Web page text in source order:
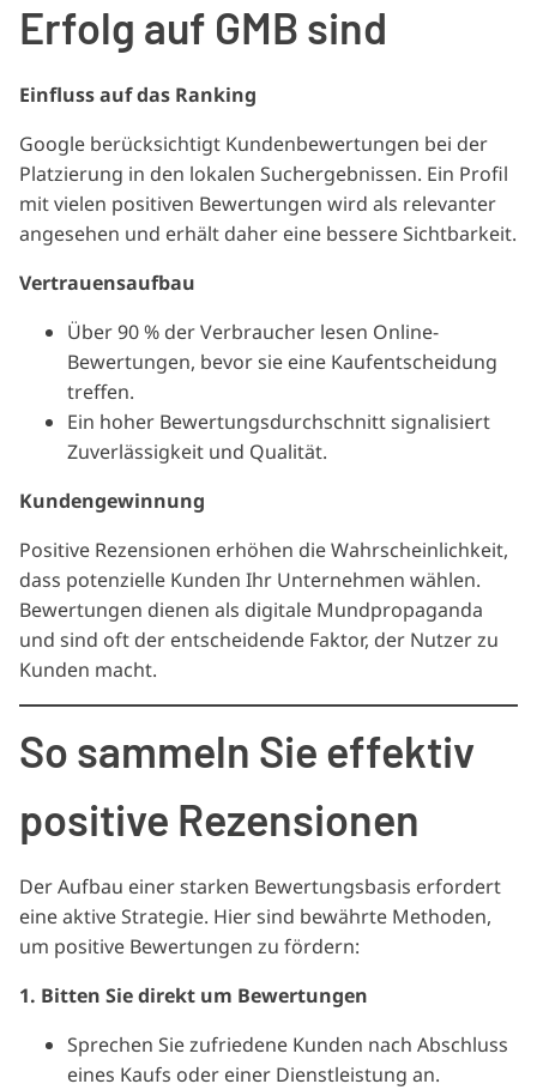
Erfolg auf GMB sind
Einfluss auf das Ranking
Google berücksichtigt Kundenbewertungen bei der
Platzierung in den lokalen Suchergebnissen. Ein Profil
mit vielen positiven Bewertungen wird als relevanter
angesehen und erhält daher eine bessere Sichtbarkeit.
Vertrauensaufbau
Über 90 % der Verbraucher lesen Online-
Bewertungen, bevor sie eine Kaufentscheidung
treffen.
Ein hoher Bewertungsdurchschnitt signalisiert
Zuverlässigkeit und Qualität.
Kundengewinnung
Positive Rezensionen erhöhen die Wahrscheinlichkeit,
dass potenzielle Kunden Ihr Unternehmen wählen.
Bewertungen dienen als digitale Mundpropaganda
und sind oft der entscheidende Faktor, der Nutzer zu
Kunden macht.
So sammeln Sie effektiv
positive Rezensionen
Der Aufbau einer starken Bewertungsbasis erfordert
eine aktive Strategie. Hier sind bewährte Methoden,
um positive Bewertungen zu fördern:
1. Bitten Sie direkt um Bewertungen
Sprechen Sie zufriedene Kunden nach Abschluss
eines Kaufs oder einer Dienstleistung an.